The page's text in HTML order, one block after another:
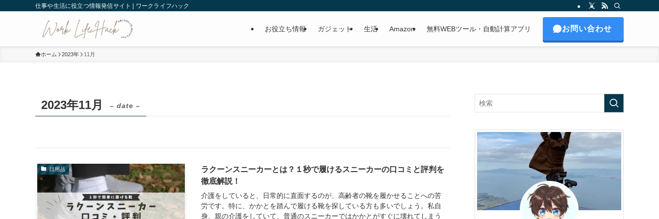
仕事や生活に役立つ情報発信サイト | ワークライフハック
お役立ち情報 ガジェット 生活 Amazon 無料WEBツール・自動計算アプリ お問い合わせ
ホーム 2023年 11月
2023年11月 – date –
日用品
ラクーンスニーカーとは？１秒で履けるスニーカーの口コミと評判を
徹底解説！
介護をしていると、日常的に直面するのが、高齢者の靴を履かせることへの苦
労です。特に、かかとを踏んで履ける靴を探している方も多いでしょう。私自
身、親の介護をしていて、普通のスニーカーではかかとがすぐに壊れてしまう